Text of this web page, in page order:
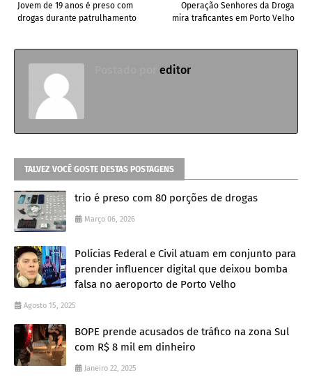
Operação Senhores da Droga
mira traficantes em Porto Velho
Jovem de 19 anos é preso com
drogas durante patrulhamento
editor
TALVEZ VOCÊ GOSTE DESTAS POSTAGENS
trio é preso com 80 porções de drogas
Março 06, 2026
Polícias Federal e Civil atuam em conjunto para
prender influencer digital que deixou bomba
falsa no aeroporto de Porto Velho
Agosto 15, 2025
BOPE prende acusados de tráfico na zona Sul
com R$ 8 mil em dinheiro
Janeiro 22, 2025